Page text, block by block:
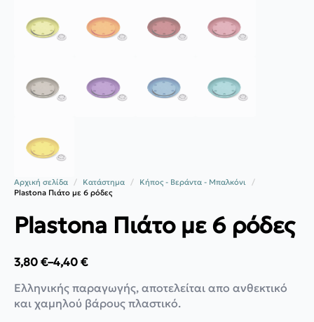
Αρχική σελίδα Κατάστημα
Κήπος - Βεράντα - Μπαλκόνι
Plastona Πιάτο με 6 ρόδες
Plastona Πιάτο με 6 ρόδες
3,80 €–4,40 €
Price
range:
3,80 €
through
Ελληνικής παραγωγής, αποτελείται απο ανθεκτικό
και χαμηλού βάρους πλαστικό.